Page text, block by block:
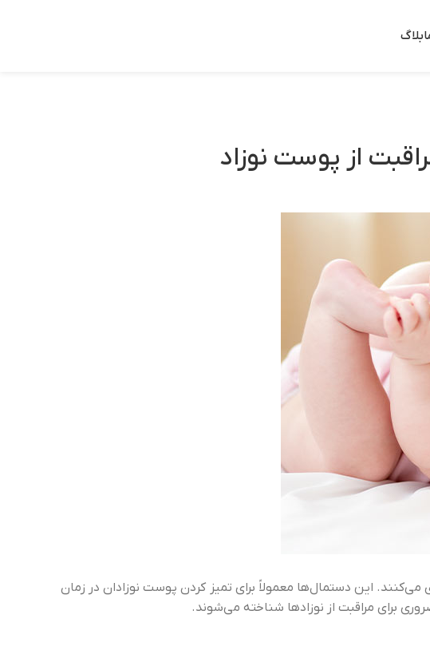
بلاگ
از پوست نوزاد
این دستمال‌ها معمولاً برای تمیز کردن پوست نوزادان در زمان
برای مراقبت از نوزادها شناخته می‌شوند.